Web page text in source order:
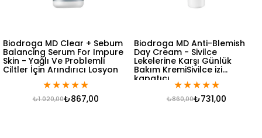
Biodroga MD Clear + Sebum
Balancing Serum For Impure
Skin - Yağlı Ve Problemli
Ciltler İçin Arındırıcı Losyon
★★★★★
₺867,00
₺1.020,00
Biodroga MD Anti-Blemish
Day Cream - Sivilce
Lekelerine Karşı Günlük
Bakım KremiSivilce izi
kapatıcı, ★★★★★
₺731,00
₺860,00